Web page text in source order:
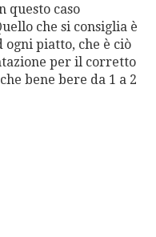
questo caso
che si consiglia è
ogni piatto, che è ciò
per il corretto
bene bere da 1 a 2